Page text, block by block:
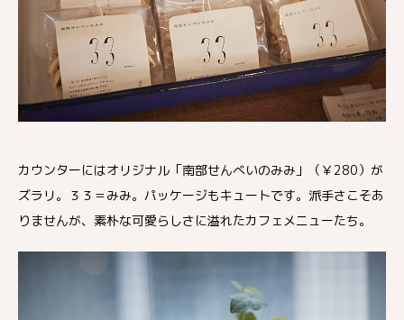
カウンターにはオリジナル「南部せんべいのみみ」（￥280）が
ズラリ。３３＝みみ。パッケージもキュートです。派手さこそあ
りませんが、素朴な可愛らしさに溢れたカフェメニューたち。